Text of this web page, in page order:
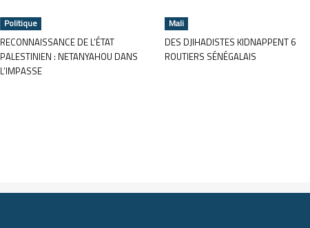
Politique
RECONNAISSANCE DE L’ÉTAT
PALESTINIEN : NETANYAHOU DANS
L’IMPASSE
Mali
DES DJIHADISTES KIDNAPPENT 6
ROUTIERS SÉNÉGALAIS